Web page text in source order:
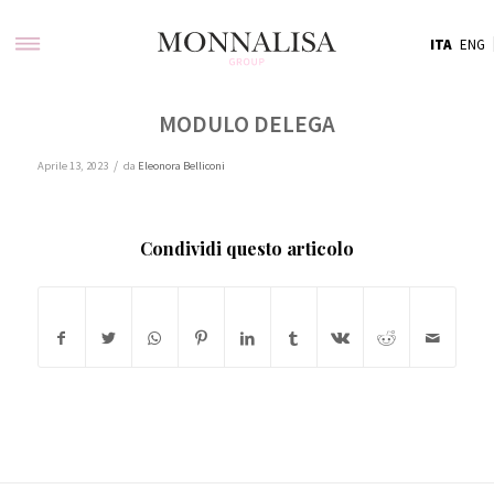
ITA ENG
MODULO DELEGA
Aprile 13, 2023 / da Eleonora Belliconi
Condividi questo articolo